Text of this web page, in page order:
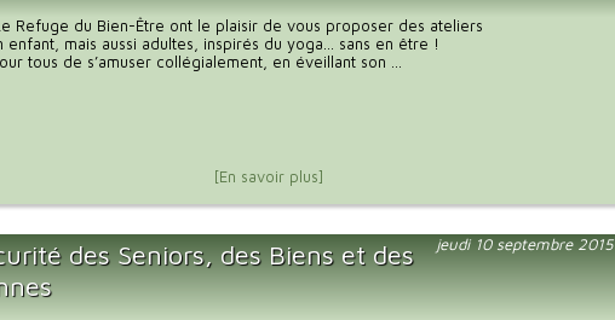
Le Refuge du Bien-Être ont le plaisir de vous proposer des ateliers
enfant, mais aussi adultes, inspirés du yoga… sans en être !
tous de s’amuser collégialement, en éveillant son ...
[En savoir plus]
jeudi 10 septembre 2015
des Seniors, des Biens et des